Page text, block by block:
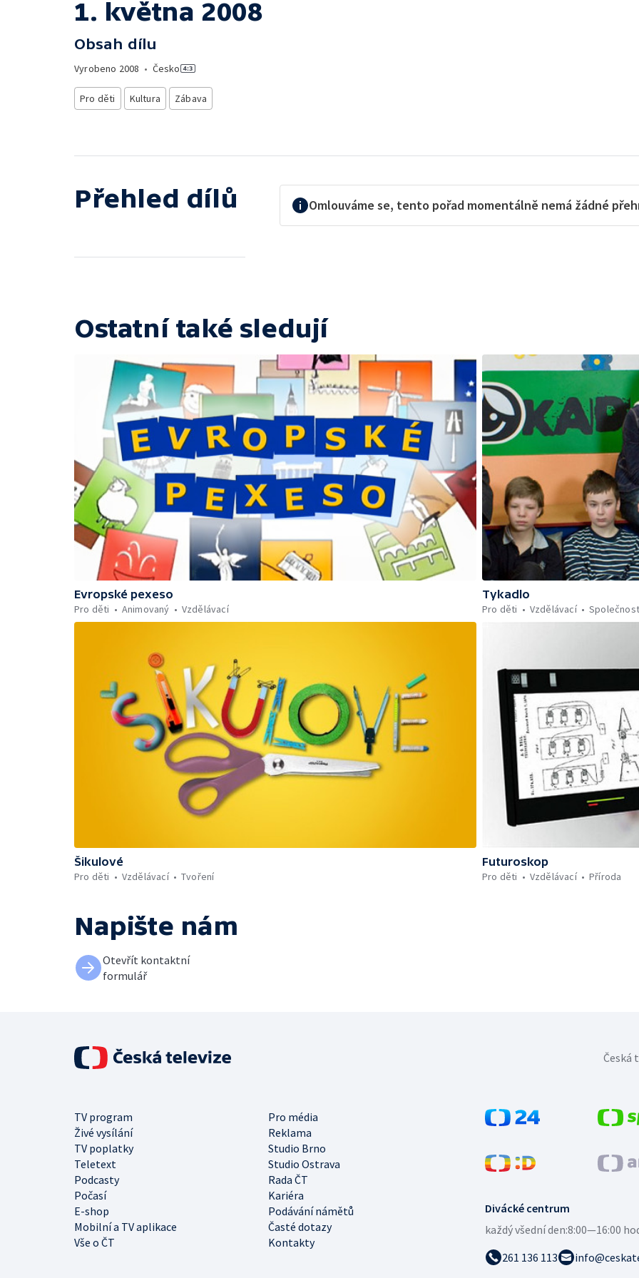
1. května 2008
Obsah dílu
Vyrobeno 2008 • Česko
Pro děti Kultura Zábava
Přehled dílů Omlouváme se, tento pořad momentálně nemá žádné
Ostatní také sledují
Evropské pexeso
Pro děti
Animovaný Vzdělávací
Tykadlo
Pro děti
Vzdělávací
Šikulové
Pro děti
Vzdělávací Tvoření
Futuroskop
Pro děti
Vzdělávací Příroda
Napište nám
Otevřít kontaktní
formulář
Divácké centrum
každý všední den:8:00—16:00
261 136 113
TV program
Pro média
Živé vysílání
Reklama
TV poplatky
Studio Brno
Teletext
Studio Ostrava
Podcasty
Rada ČT
Počasí
Kariéra
E-shop
Podávání námětů
Mobilní a TV aplikace
Časté dotazy
Vše o ČT
Kontakty
Česká